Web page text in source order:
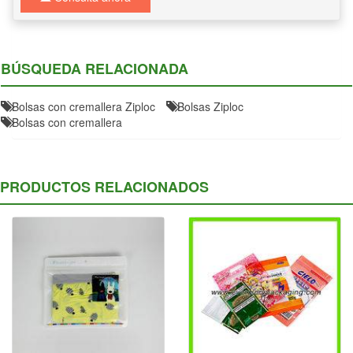
BÚSQUEDA RELACIONADA
Bolsas con cremallera Ziploc
Bolsas Ziploc
Bolsas con cremallera
PRODUCTOS RELACIONADOS